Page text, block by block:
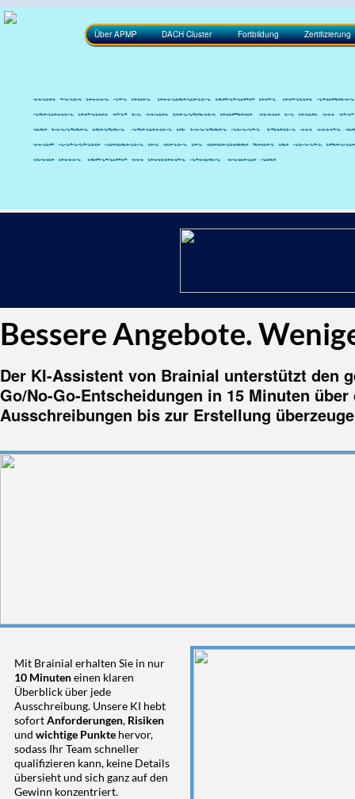
Über APMP DACH Cluster Fortbildung Zertifizierung
Lorem ipsum dolor sit amet, consectetur adipiscing elit. Aliquam
Phasellus aliquam nisi ut lorem vestibulum eleifend. Nulla ut arcu non
nec ultrices dapibus. Phasellus eu ultrices turpis. Vivamus non mollis
morbi tristique senectus et netus et malesuada fames ac turpis
nulla dolor, adipiscing non convallis rhoncus, ornare sed
Bessere Angebote.
Der KI-Assistent von Brainial unterstützt den
Go/No-Go-Entscheidungen in 15 Minuten
Ausschreibungen bis zur Erstellung
Mit Brainial erhalten Sie in nur
10 Minuteneinen klaren
Überblick über jede
Ausschreibung. Unsere KI hebt
sofortAnforderungen, Risiken
und wichtige Punkte hervor,
sodass Ihr Team schneller
qualiﬁzieren kann, keine Details
übersieht und sich ganz auf den
Gewinn konzentriert.